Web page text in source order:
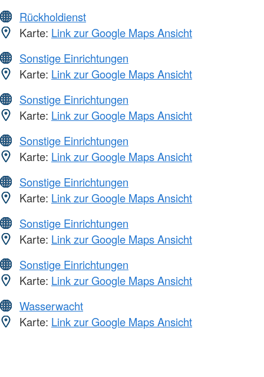
Rückholdienst
Karte: Link zur Google Maps Ansicht
Sonstige Einrichtungen
Karte: Link zur Google Maps Ansicht
Sonstige Einrichtungen
Karte: Link zur Google Maps Ansicht
Sonstige Einrichtungen
Karte: Link zur Google Maps Ansicht
Sonstige Einrichtungen
Karte: Link zur Google Maps Ansicht
Sonstige Einrichtungen
Karte: Link zur Google Maps Ansicht
Sonstige Einrichtungen
Karte: Link zur Google Maps Ansicht
Wasserwacht
Karte: Link zur Google Maps Ansicht